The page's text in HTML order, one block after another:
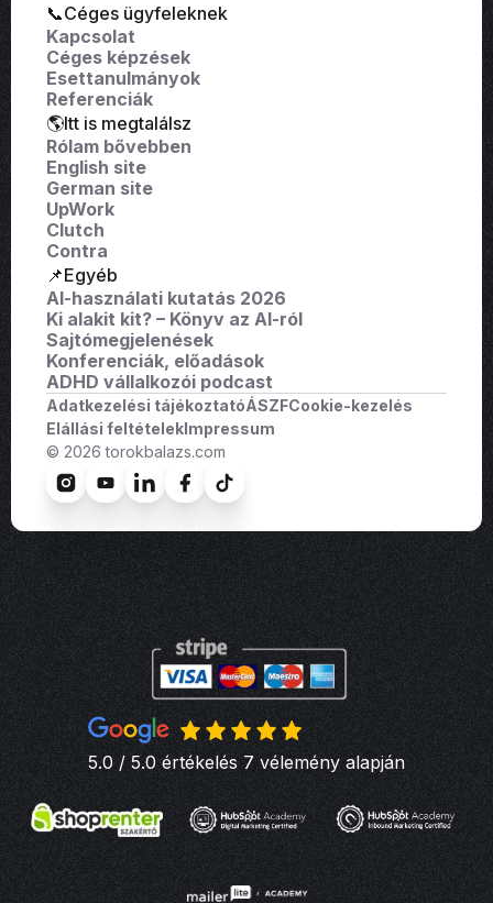
📞Céges ügyfeleknek
Kapcsolat
Céges képzések
Esettanulmányok
Referenciák
🌎Itt is megtalálsz
Rólam bővebben
English site
German site
UpWork
Clutch
Contra
📌Egyéb
AI-használati kutatás 2026
Ki alakit kit? – Könyv az AI-ról
Sajtómegjelenések
Konferenciák, előadások
ADHD vállalkozói podcast
Adatkezelési tájékoztatóÁSZFCookie-kezelés
Elállási feltételekImpressum
© 2026 torokbalazs.com
5.0 / 5.0 értékelés 7 vélemény alapján